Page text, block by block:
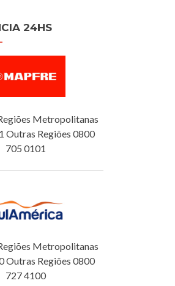
24HS
Metropolitanas
Outras Regiões 0800
705 0101
Metropolitanas
Outras Regiões 0800
727 4100